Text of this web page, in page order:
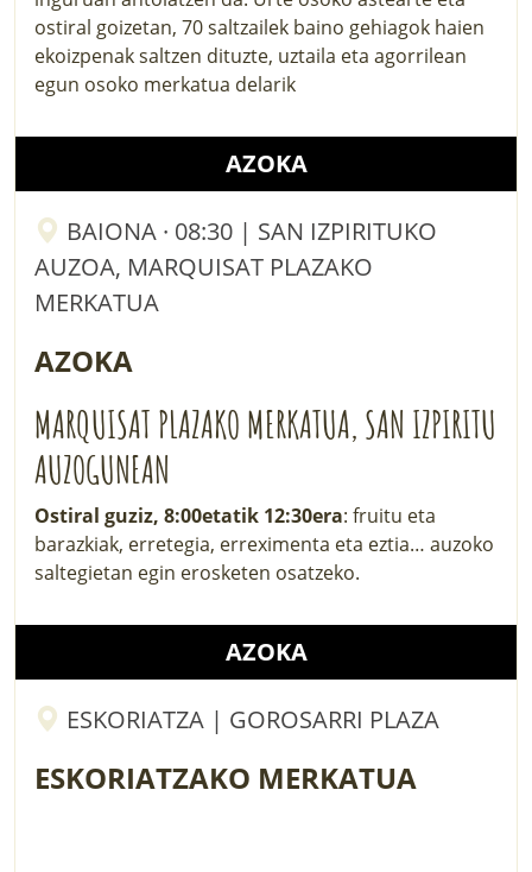
ostiral goizetan, 70 saltzailek baino gehiagok haien
ekoizpenak saltzen dituzte, uztaila eta agorrilean
egun osoko merkatua delarik
AZOKA
BAIONA · 08:30 | SAN IZPIRITUKO
AUZOA, MARQUISAT PLAZAKO
MERKATUA
AZOKA
MARQUISAT PLAZAKO MERKATUA, SAN IZPIRITU
AUZOGUNEAN
Ostiral guziz, 8:00etatik 12:30era: fruitu eta
barazkiak, erretegia, erreximenta eta eztia… auzoko
saltegietan egin erosketen osatzeko.
AZOKA
ESKORIATZA | GOROSARRI PLAZA
ESKORIATZAKO MERKATUA